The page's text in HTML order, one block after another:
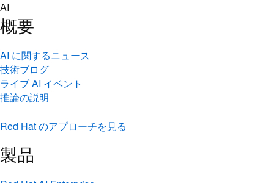
Skip
to
content
AI
概要
AI に関するニュース
技術ブログ
ライブ AI イベント
推論の説明
Red Hat のアプローチを見る
製品